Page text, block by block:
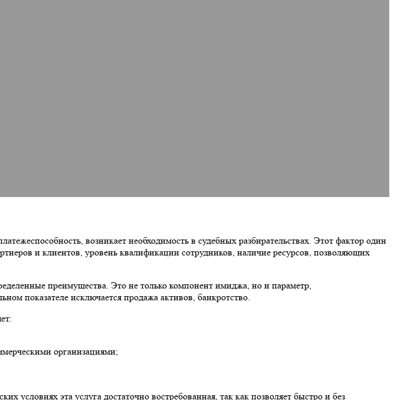
возникает необходимость в судебных разбирательствах. Этот фактор один
и клиентов, уровень квалификации сотрудников, наличие ресурсов, позволяющих
преимущества. Это не только компонент имиджа, но и параметр,
показателе исключается продажа активов, банкротство.
организациями;
условиях эта услуга достаточно востребованная, так как позволяет быстро и без